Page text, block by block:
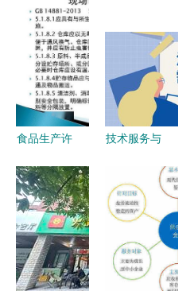
技术转让的
营销新思维
术转化
食品生产许
核技术要点
技术服务与
技术转让的
核心环节
技术服务与
成单率提升
的关键利器